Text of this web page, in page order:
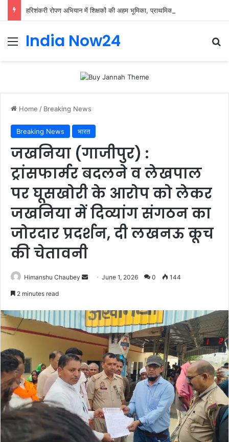
India Now24
Home / Breaking News
Breaking News भारत
जखनिया (गाजीपुर) :
ट्रांसफार्मर बदलने व लेखपाल
पर घूसखोरी के आरोप को लेकर
जखनिया में दिव्यांग संगठन का
जोरदार प्रदर्शन, दी लखनऊ कूच
की चेतावनी
Himanshu Chaubey June 1, 2026 0 144
2 minutes read